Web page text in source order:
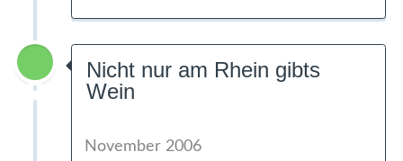
Nicht nur am Rhein gibts
Wein
November 2006